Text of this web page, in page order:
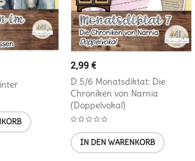
2,99€
D 5/6 Monatsdiktat: Die
Chroniken von Narnia
(Doppelvokal)
IN DEN WARENKORB